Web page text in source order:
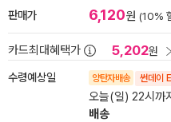
판매가 6,120원 (10%
카드최대혜택가 5,202원
수령예상일 양탄자배송 썬데이
오늘(일) 22시까
배송